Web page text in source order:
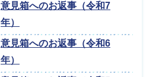
意見箱へのお返事（令和7
年）
意見箱へのお返事（令和6
年）